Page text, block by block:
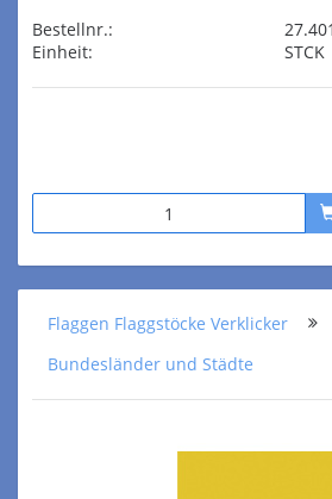
Bestellnr.:
Einheit:
STCK
Flaggen Flaggstöcke Verklicker
Bundesländer und Städte